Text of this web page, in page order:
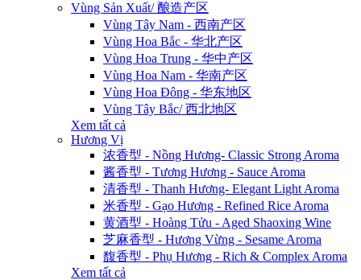
Vùng Sản Xuất/ 酿造产区
Vùng Tây Nam - 西南产区
Vùng Hoa Bắc - 华北产区
Vùng Hoa Trung - 华中产区
Vùng Hoa Nam - 华南产区
Vùng Hoa Đông - 华东地区
Vùng Tây Bắc/ 西北地区
Xem tất cả
Hương Vị
浓香型 - Nồng Hương- Classic Strong Aroma
酱香型 - Tương Hương - Sauce Aroma
清香型 - Thanh Hương- Elegant Light Aroma
米香型 - Gạo Hương - Refined Rice Aroma
黄酒型 - Hoàng Tửu - Aged Shaoxing Wine
芝麻香型 - Hương Vừng - Sesame Aroma
馥香型 - Phụ Hương - Rich & Complex Aroma
Xem tất cả